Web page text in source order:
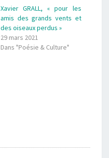
Xavier GRALL, « pour les
amis des grands vents et
des oiseaux perdus »
29 mars 2021
Dans "Poésie & Culture"